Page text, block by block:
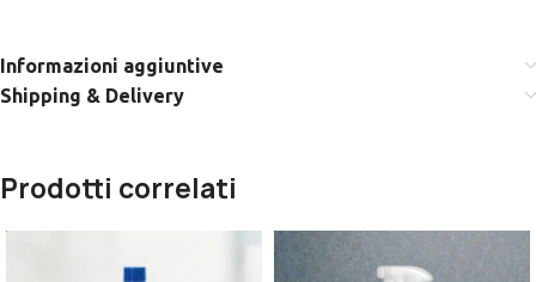
Informazioni aggiuntive
Shipping & Delivery
Prodotti correlati